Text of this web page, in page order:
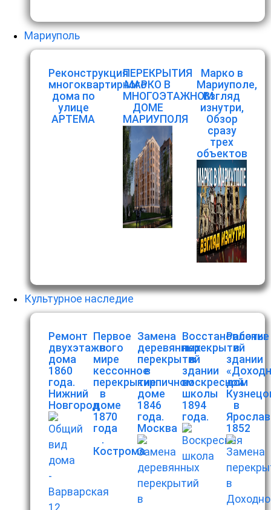
Мариуполь
Реконструкция
многоквартирного
дома по
улице
АРТЕМА
ПЕРЕКРЫТИЯ
МАРКО В
МНОГОЭТАЖНОМ
ДОМЕ
МАРИУПОЛЯ
Марко в
Мариуполе,
Взгляд
изнутри,
Обзор
сразу
трех
объектов
Культурное наследие
Ремонт
двухэтажного
дома
1860
года.
Нижний
Новгород
Первое
в
мире
кессонное
перекрытие
в
доме
1870
года
.
Кострома
Замена
деревянных
перекрытий
в
кирпичном
доме
1846
года.
Москва
Восстановление
перекрытий
в
здании
воскресной
школы
1894
года.
Работы
в
здании
дом
в
1852